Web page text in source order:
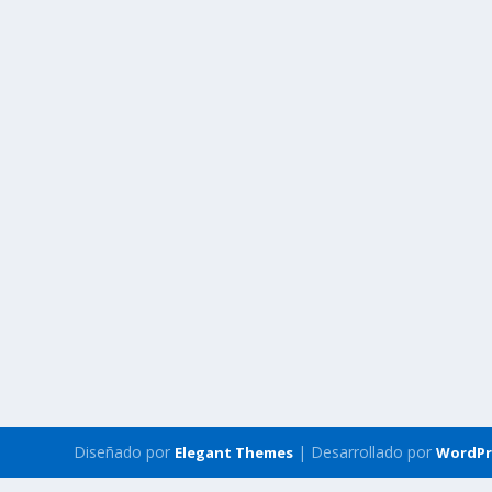
Diseñado por Elegant Themes | Desarrollado por